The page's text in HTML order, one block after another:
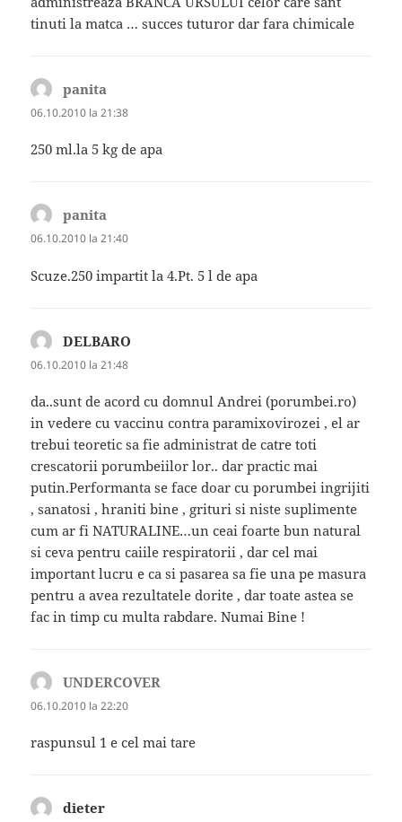
tinuti la matca … succes tuturor dar fara chimicale
panita
06.10.2010 la 21:38
250 ml.la 5 kg de apa
panita
06.10.2010 la 21:40
Scuze.250 impartit la 4.Pt. 5 l de apa
DELBARO
06.10.2010 la 21:48
da..sunt de acord cu domnul Andrei (porumbei.ro)
in vedere cu vaccinu contra paramixovirozei , el ar
trebui teoretic sa fie administrat de catre toti
crescatorii porumbeiilor lor.. dar practic mai
putin.Performanta se face doar cu porumbei ingrijiti
, sanatosi , hraniti bine , grituri si niste suplimente
cum ar fi NATURALINE…un ceai foarte bun natural
si ceva pentru caiile respiratorii , dar cel mai
important lucru e ca si pasarea sa fie una pe masura
pentru a avea rezultatele dorite , dar toate astea se
fac in timp cu multa rabdare. Numai Bine !
UNDERCOVER
06.10.2010 la 22:20
raspunsul 1 e cel mai tare
dieter